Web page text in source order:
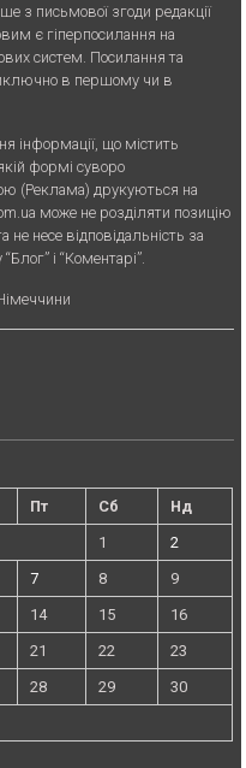
з письмової згоди редакції
є гiперпосилання на
систем. Посилання та
в першому чи в
iнформацiї, що мiстить
формi суворо
(Реклама) друкуються на
може не розділяти позицію
не несе відповідальність за
і “Коментарі”.
Пт Сб
Нд
1
2
7 8
9
14 15
16
21 22
23
28 29
30